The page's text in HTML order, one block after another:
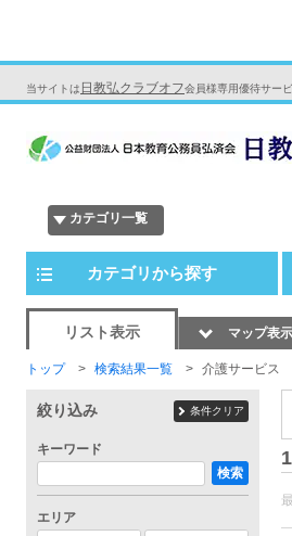
当サイトは 日教弘クラブオフ会員様専用優待サービ
カテゴリ一覧
カテゴリから探す
リスト表示 マップ表示
トップ 検索結果一覧 介護サービス
絞り込み 条件クリア
キーワード
検索
エリア